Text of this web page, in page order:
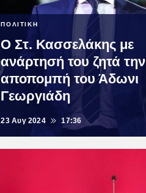
ΠΟΛΙΤΙΚΗ
O Στ. Κασσελάκης με
ανάρτησή του ζητά την
αποπομπή του Άδωνι
Γεωργιάδη
23 Αυγ 2024 17:36